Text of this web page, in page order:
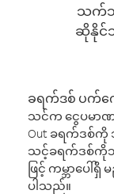
သက်သ
ဆိုနိုင်
ခရက်ဒစ် ပက်ကေ့
သင်က ငွေပမာ
Out ခရက်ဒစ်
သင့်ခရက်ဒစ်ကိုသုံ
ဖြင့် ကမ္ဘာပေ
ပါသည်။